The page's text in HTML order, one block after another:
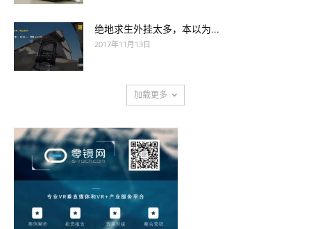
绝地求生外挂太多，本以为...
2017年11月13日
加载更多